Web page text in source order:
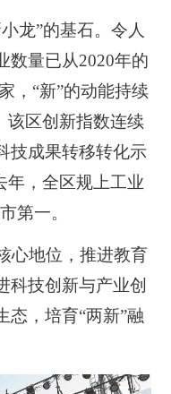
龙”的基石‌。令人
数量已从2020年的
，“新”的动能持续
该区创新指数连续
技成果转移转化示
年，全区规上工业
第一。
心地位，推进教育
科技创新与产业创
态，培育“两新”融